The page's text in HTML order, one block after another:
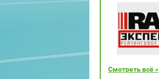
Смотреть всё »